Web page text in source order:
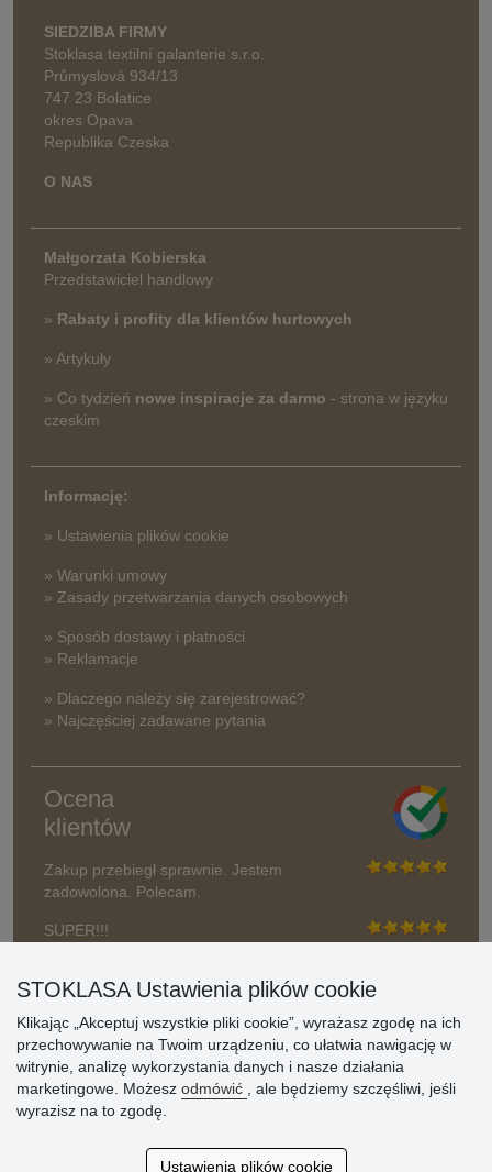
SIEDZIBA FIRMY
Stoklasa textilní galanterie s.r.o.
Průmyslová 934/13
747 23 Bolatice
okres Opava
Republika Czeska
O NAS
Małgorzata Kobierska
Przedstawiciel handlowy
» Rabaty i profity dla klientów hurtowych
» Artykuły
» Co tydzień nowe inspiracje za darmo - strona w języku
czeskim
Informację:
» Ustawienia plików cookie
» Warunki umowy
» Zasady przetwarzania danych osobowych
» Sposób dostawy i płatności
» Reklamacje
» Dlaczego należy się zarejestrować?
» Najczęściej zadawane pytania
Ocena
klientów
Zakup przebiegł sprawnie. Jestem
zadowolona. Polecam.
SUPER!!!
Aktualnie 1804 recenzji
* Nie weryfikujemy opinii
STOKLASA Ustawienia plików cookie
Klikając „Akceptuj wszystkie pliki cookie”, wyrażasz zgodę na ich
przechowywanie na Twoim urządzeniu, co ułatwia nawigację w
witrynie, analizę wykorzystania danych i nasze działania
marketingowe. Możesz odmówić
, ale będziemy szczęśliwi, jeśli
wyrazisz na to zgodę.
Ustawienia plików cookie